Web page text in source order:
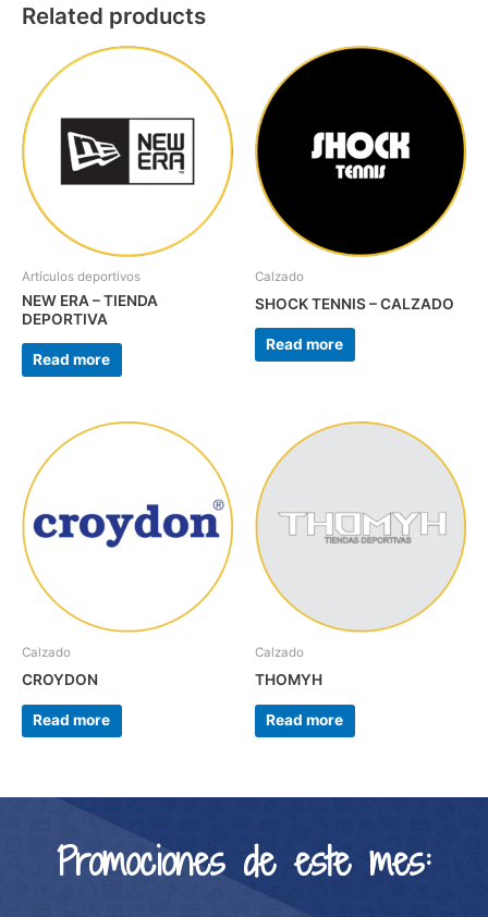
Related products
Artículos deportivos
NEW ERA – TIENDA
DEPORTIVA
Read more
Calzado
SHOCK TENNIS – CALZADO
Read more
Calzado
CROYDON
Read more
Calzado
THOMYH
Read more
Promociones de este mes: